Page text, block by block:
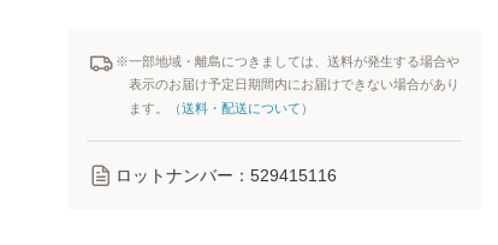
※一部地域・離島につきましては、送料が発生する場合や
表示のお届け予定日期間内にお届けできない場合があり
ます。（送料・配送について ）
ロットナンバー： 529415116